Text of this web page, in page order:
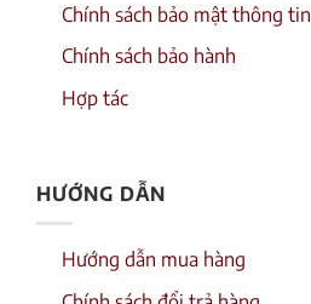
Chính sách bảo mật thông tin
Chính sách bảo hành
Hợp tác
HƯỚNG DẪN
Hướng dẫn mua hàng